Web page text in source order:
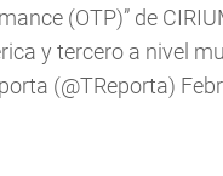
(OTP)” de
y tercero a nivel
(@TReporta)